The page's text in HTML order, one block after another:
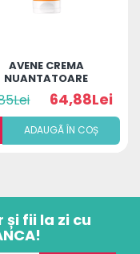
AVENE CREMA
NUANTATOARE
50ML
64,88Lei
ADAUGÃ ÎN COȘ
fii la zi cu